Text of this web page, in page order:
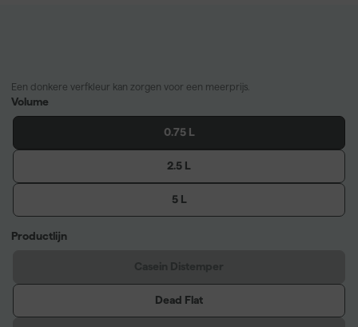
Een donkere verfkleur kan zorgen voor een meerprijs.
Volume
0.75 L
2.5 L
5 L
Productlijn
Dead Flat